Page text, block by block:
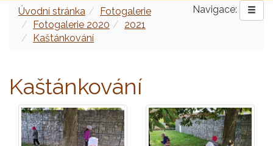
Navigace:
Úvodní stránka
Fotogalerie
Fotogalerie 2020
2021
Kaštánkování
Kaštánkování